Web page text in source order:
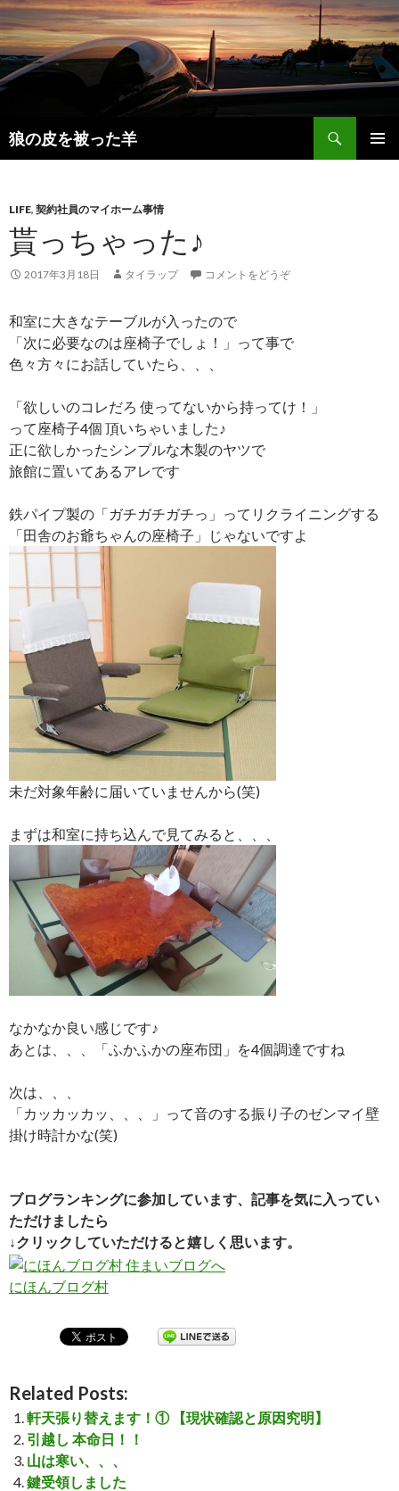
狼の皮を被った羊
検
索
ン
ツ
へ
移
LIFE, 契約社員のマイホーム事情
貰っちゃった♪
2017年3月18日 タイラップ コメントをどうぞ
和室に大きなテーブルが入ったので
「次に必要なのは座椅子でしょ！」って事で
色々方々にお話していたら、、、
「欲しいのコレだろ 使ってないから持ってけ！」
って座椅子4個 頂いちゃいました♪
正に欲しかったシンプルな木製のヤツで
旅館に置いてあるアレです
鉄パイプ製の「ガチガチガチっ」ってリクライニングする
「田舎のお爺ちゃんの座椅子」じゃないですよ
未だ対象年齢に届いていませんから(笑)
まずは和室に持ち込んで見てみると、、、
なかなか良い感じです♪
あとは、、、「ふかふかの座布団」を4個調達ですね
次は、、、
「カッカッカッ、、、」って音のする振り子のゼンマイ壁
掛け時計かな(笑)
ブログランキングに参加しています、記事を気に入ってい
ただけましたら
↓クリックしていただけると嬉しく思います。
にほんブログ村
Related Posts:
軒天張り替えます！① 【現状確認と原因究明】
引越し 本命日！！
山は寒い、、、
鍵受領しました